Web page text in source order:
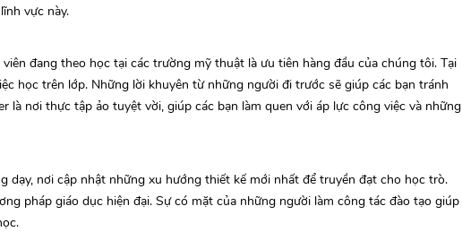
vực này.
đang theo học tại các trường mỹ thuật là ưu tiên hàng đầu của chúng tôi. Tại
học trên lớp. Những lời khuyên từ những người đi trước sẽ giúp các bạn tránh
nơi thực tập ảo tuyệt vời, giúp các bạn làm quen với áp lực công việc và những
nơi cập nhật những xu hướng thiết kế mới nhất để truyền đạt cho học trò.
pháp giáo dục hiện đại. Sự có mặt của những người làm công tác đào tạo giúp